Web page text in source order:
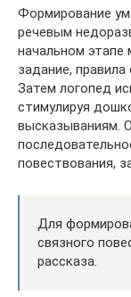
Формирование
речевым
начальном
задание,
Затем логопед
стимулируя
высказываниям.
повествования,
Для
связного
рассказа.